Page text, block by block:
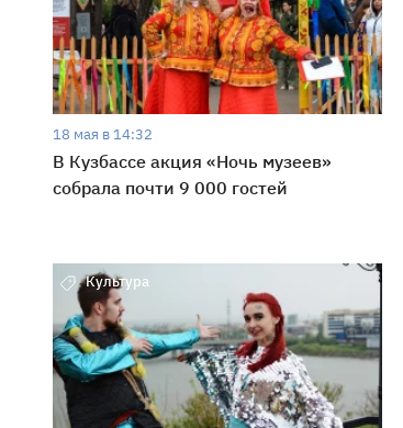
18 мая в 14:32
В Кузбассе акция «Ночь музеев»
собрала почти 9 000 гостей
Культура